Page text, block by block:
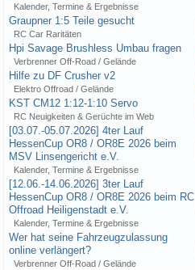
Kalender, Termine & Ergebnisse
Graupner 1:5 Teile gesucht
RC Car Raritäten
Hpi Savage Brushless Umbau fragen
Verbrenner Off-Road / Gelände
Hilfe zu DF Crusher v2
Elektro Offroad / Gelände
KST CM12 1:12-1:10 Servo
RC Neuigkeiten & Gerüchte im Web
[03.07.-05.07.2026] 4ter Lauf
HessenCup OR8 / OR8E 2026 beim
MSV Linsengericht e.V.
Kalender, Termine & Ergebnisse
[12.06.-14.06.2026] 3ter Lauf
HessenCup OR8 / OR8E 2026 beim RC
Offroad Heiligenstadt e.V.
Kalender, Termine & Ergebnisse
Wer hat seine Fahrzeugzulassung
online verlängert?
Verbrenner Off-Road / Gelände